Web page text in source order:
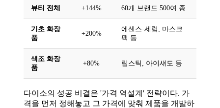
뷰티 전체 +144% 60개 브랜드 500여 종
기초 화장
품
+200%
에센스·세럼, 마스크
팩 등
색조 화장
품
+80% 립스틱, 아이섀도 등
다이소의 성공 비결은 '가격 역설계' 전략이다. 가
격을 먼저 정해놓고 그 가격에 맞춰 제품을 개발하